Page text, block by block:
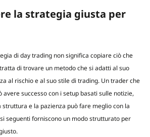
la strategia giusta per
di day trading non significa copiare ciò che
di trovare un metodo che si adatti al suo
al rischio e al suo stile di trading. Un trader che
avere successo con i setup basati sulle notizie,
e la pazienza può fare meglio con la
seguenti forniscono un modo strutturato per